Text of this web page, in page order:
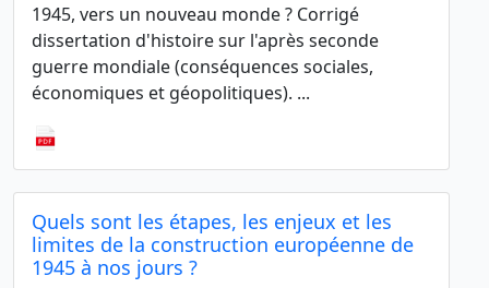
1945, vers un nouveau monde ? Corrigé
dissertation d'histoire sur l'après seconde
guerre mondiale (conséquences sociales,
économiques et géopolitiques). ...
Quels sont les étapes, les enjeux et les
limites de la construction européenne de
1945 à nos jours ?